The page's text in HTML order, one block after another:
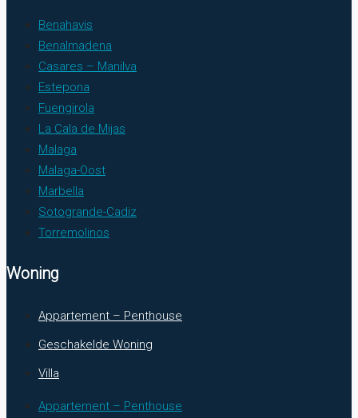
Benahavis
Benalmadena
Casares – Manilva
Estepona
Fuengirola
La Cala de Mijas
Malaga
Malaga-Oost
Marbella
Sotogrande-Cadiz
Torremolinos
Woning
Appartement – Penthouse
Geschakelde Woning
Villa
Appartement – Penthouse